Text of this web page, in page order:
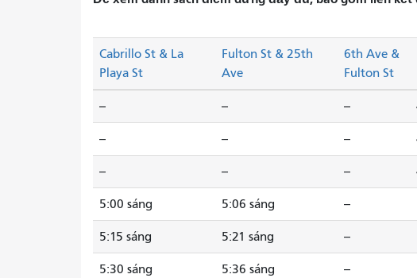
Cabrillo St & La
Playa St
Fulton St & 25th
Ave
6th Ave &
Fulton St
-- -- --
-- -- --
-- -- --
5:00 sáng 5:06 sáng --
5:15 sáng 5:21 sáng --
5:30 sáng 5:36 sáng --